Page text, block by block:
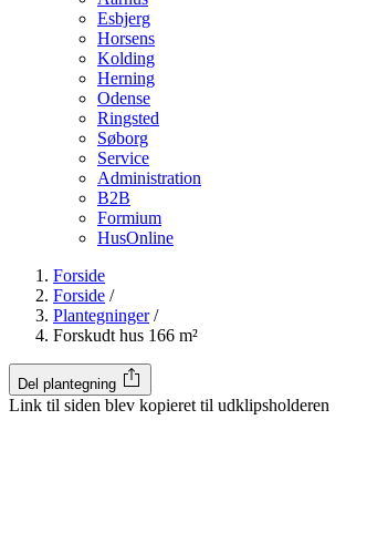
Esbjerg
Horsens
Kolding
Herning
Odense
Ringsted
Søborg
Service
Administration
B2B
Formium
HusOnline
Forside
Forside /
Plantegninger /
Forskudt hus 166 m²
Del plantegning
Link til siden blev kopieret til udklipsholderen